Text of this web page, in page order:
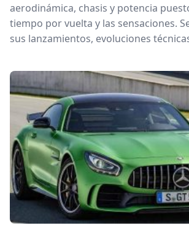
aerodinámica, chasis y potencia
tiempo por vuelta y las sensaciones.
sus lanzamientos, evoluciones